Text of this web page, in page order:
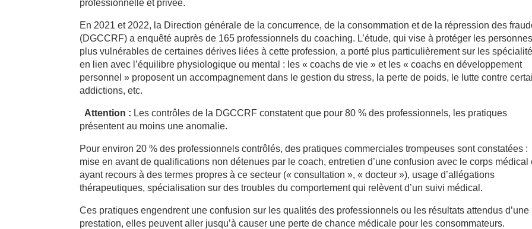
professionnelle et privée.
En 2021 et 2022, la Direction générale de la concurrence, de la consommation et de la répression des
(DGCCRF) a enquêté auprès de 165 professionnels du coaching. L’étude, qui vise à protéger les
plus vulnérables de certaines dérives liées à cette profession, a porté plus particulièrement sur les
en lien avec l’équilibre physiologique ou mental : les « coachs de vie » et les « coachs en développement
personnel » proposent un accompagnement dans le gestion du stress, la perte de poids, le lutte contre
addictions, etc.
Attention : Les contrôles de la DGCCRF constatent que pour 80 % des professionnels, les pratiques
présentent au moins une anomalie.
Pour environ 20 % des professionnels contrôlés, des pratiques commerciales trompeuses sont constatées :
mise en avant de qualifications non détenues par le coach, entretien d’une confusion avec le corps médical
ayant recours à des termes propres à ce secteur (« consultation », « docteur »), usage d’allégations
thérapeutiques, spécialisation sur des troubles du comportement qui relèvent d’un suivi médical.
Ces pratiques engendrent une confusion sur les qualités des professionnels ou les résultats attendus d’une
prestation, elles peuvent aller jusqu’à causer une perte de chance médicale pour les consommateurs.